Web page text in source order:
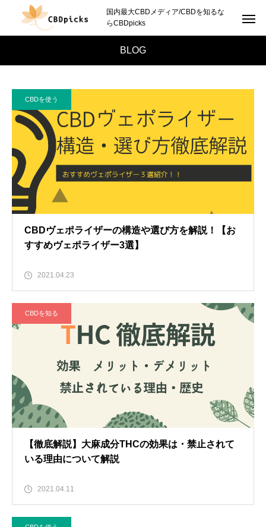
国内最大CBDメディア/CBDを知るな
らCBDpicks
BLOG
CBDを使う
CBDヴェポライザーの構造や選び方を解説！【お
すすめヴェポライザー3選】
2021.04.23
CBDを知る
【徹底解説】大麻成分THCの効果は・禁止されて
いる理由について解説
2021.04.11